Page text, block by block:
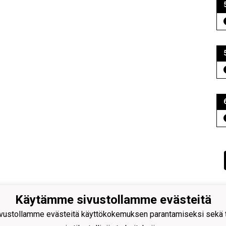
Pojat ry
4, 20780 Kaarina
Käytämme sivustollamme evästeitä
evästeitä käyttökokemuksen parantamiseksi sekä